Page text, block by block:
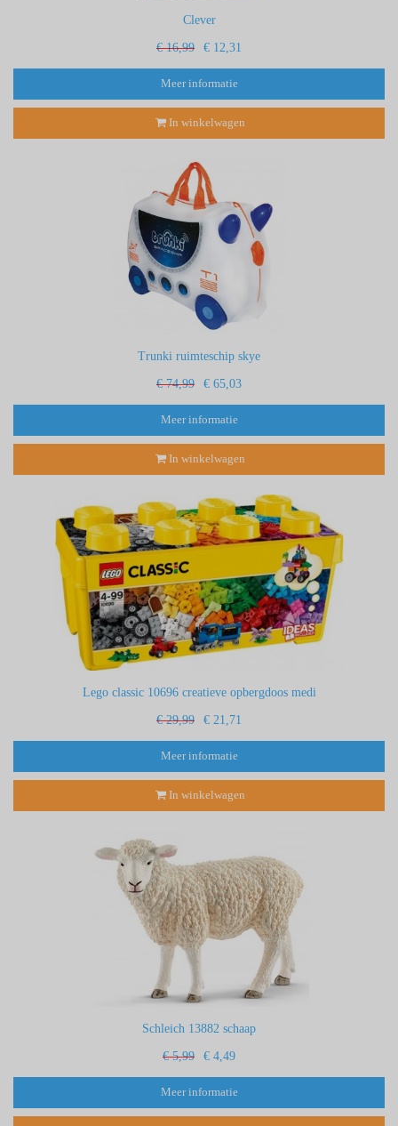
Clever
€ 16,99 € 12,31
Meer informatie
In winkelwagen
Trunki ruimteschip skye
€ 74,99 € 65,03
Meer informatie
In winkelwagen
Lego classic 10696 creatieve opbergdoos medi
€ 29,99 € 21,71
Meer informatie
In winkelwagen
Schleich 13882 schaap
€ 5,99 € 4,49
Meer informatie